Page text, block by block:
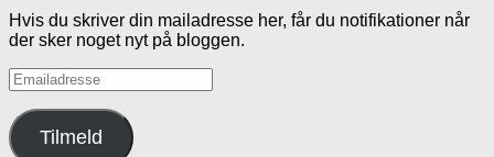
Hvis du skriver din mailadresse her, får du notifikationer når
der sker noget nyt på bloggen.
Emailadresse
Tilmeld